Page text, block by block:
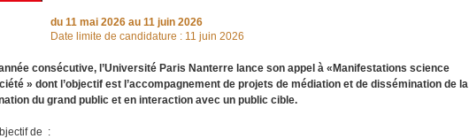
du 11 mai 2026 au 11 juin 2026
Date limite de candidature : 11 juin 2026
consécutive, l’Université Paris Nanterre lance son appel à «Manifestations science
» dont l’objectif est l’accompagnement de projets de médiation et de dissémination de la
du grand public et en interaction avec un public cible.
de :